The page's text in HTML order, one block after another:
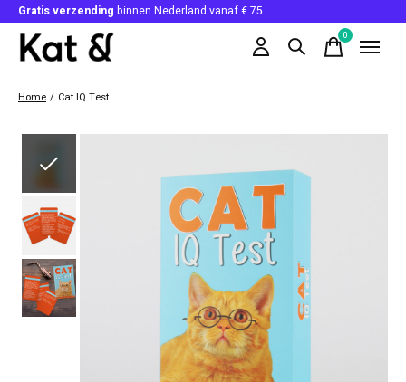
Gratis verzending binnen Nederland vanaf € 75
0items
Home / Cat IQ Test